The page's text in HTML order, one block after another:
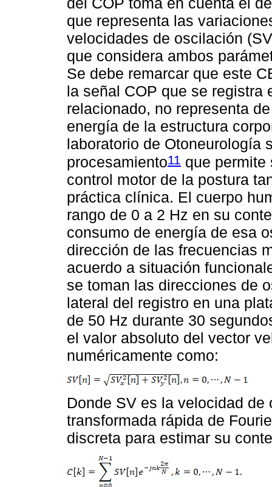
que representa las
velocidades de oscilación
que considera ambos
Se debe remarcar que este
la señal COP que se registra
relacionado, no representa
energía de la estructura
laboratorio de Otoneurología
procesamiento11 que permite
control motor de la postura
práctica clínica. El cuerpo
rango de 0 a 2 Hz en su
consumo de energía de esa
dirección de las frecuencias
acuerdo a situación
se toman las direcciones de
lateral del registro en una
de 50 Hz durante 30
el valor absoluto del vector
numéricamente como:
Donde SV es la velocidad
transformada rápida de
discreta para estimar su